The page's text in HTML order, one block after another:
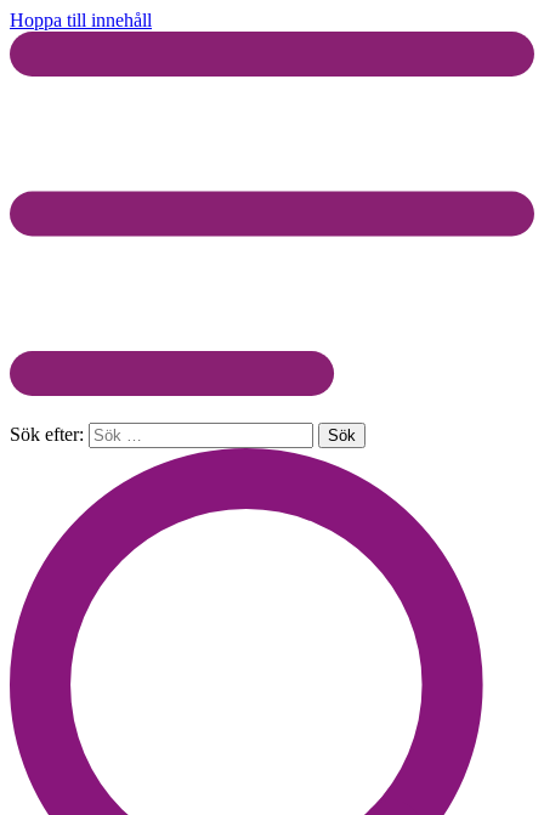
Hoppa till innehåll
Sök efter: